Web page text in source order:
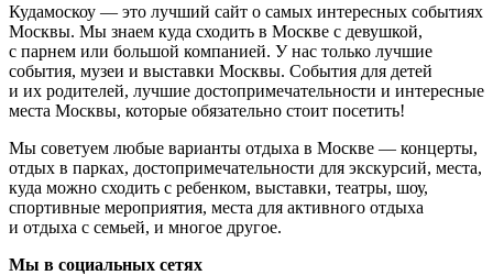
Кудамоскоу — это лучший сайт о самых интересных событиях
Москвы. Мы знаем куда сходить в Москве с девушкой,
с парнем или большой компанией. У нас только лучшие
события, музеи и выставки Москвы. События для детей
и их родителей, лучшие достопримечательности и интересные
места Москвы, которые обязательно стоит посетить!
Мы советуем любые варианты отдыха в Москве — концерты,
отдых в парках, достопримечательности для экскурсий, места,
куда можно сходить с ребенком, выставки, театры, шоу,
спортивные мероприятия, места для активного отдыха
и отдыха с семьей, и многое другое.
Мы в социальных сетях